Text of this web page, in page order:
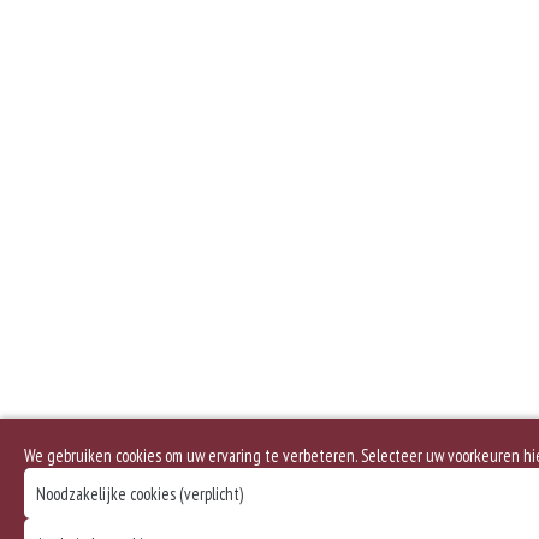
We gebruiken cookies om uw ervaring te verbeteren. Selecteer uw voorkeuren
Noodzakelijke cookies (verplicht)